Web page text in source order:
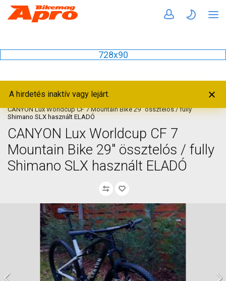
728x90
A hirdetés inaktív vagy lejárt.
Nyitólap Kerékpár
Mountain Bike
CANYON Lux Worldcup CF 7 Mountain Bike 29" össztelós / fully
Shimano SLX használt ELADÓ
CANYON Lux Worldcup CF 7
Mountain Bike 29" össztelós / fully
Shimano SLX használt ELADÓ